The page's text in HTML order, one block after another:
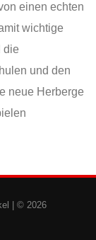
einen echten
wichtige
die
und den
neue Herberge
| © 2026